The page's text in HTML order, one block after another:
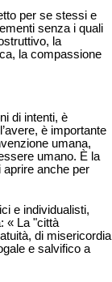
per se stessi e
senza i quali
la
la compassione
di intenti, è
è importante
umana,
umano. È la
aprire anche per
e individualisti,
« La "città
di misericordia
e salvifico a